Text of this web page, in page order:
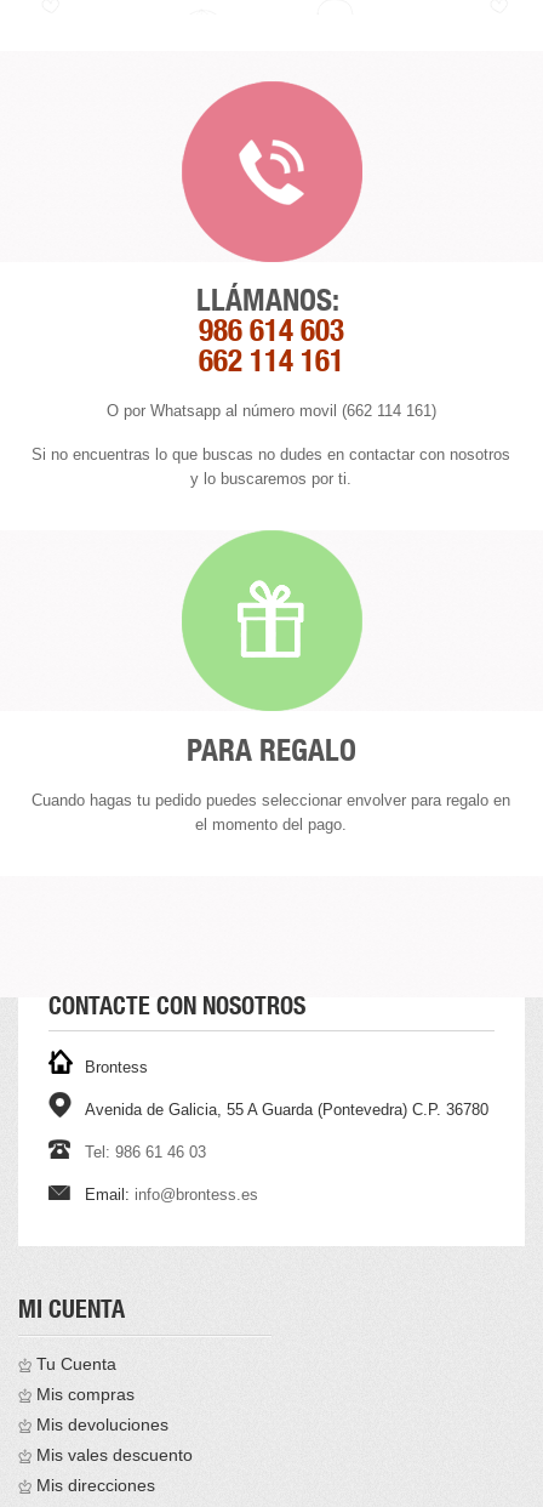
LLÁMANOS:
986 614 603
662 114 161
O por Whatsapp al número movil (662 114 161)
Si no encuentras lo que buscas no dudes en contactar con nosotros
y lo buscaremos por ti.
PARA REGALO
Cuando hagas tu pedido puedes seleccionar envolver para regalo en
el momento del pago.
CONTACTE CON NOSOTROS
Brontess
Avenida de Galicia, 55 A Guarda (Pontevedra) C.P. 36780
Tel: 986 61 46 03
Email: info@brontess.es
MI CUENTA
Tu Cuenta
Mis compras
Mis devoluciones
Mis vales descuento
Mis direcciones